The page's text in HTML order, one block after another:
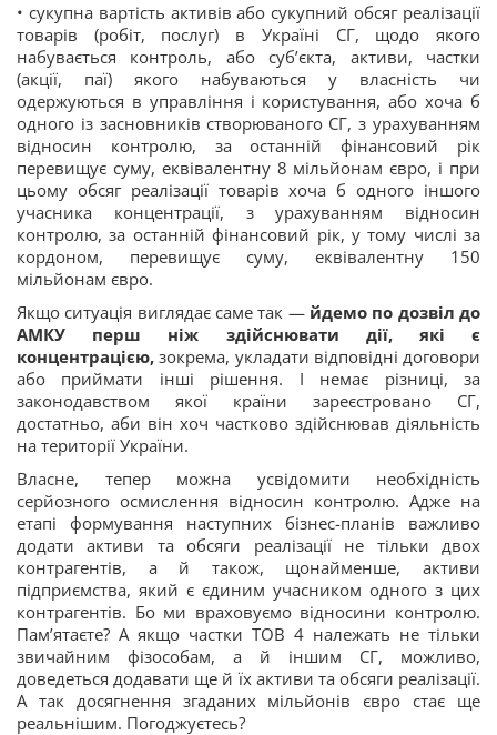
• сукупна вартість активів або сукупний обсяг реалізації
товарів (робіт, послуг) в Україні СГ, щодо якого
набувається контроль, або суб’єкта, активи, частки
(акції, паї) якого набуваються у власність чи
одержуються в управління і користування, або хоча б
одного із засновників створюваного СГ, з урахуванням
відносин контролю, за останній фінансовий рік
перевищує суму, еквівалентну 8 мільйонам євро, і при
цьому обсяг реалізації товарів хоча б одного іншого
учасника концентрації, з урахуванням відносин
контролю, за останній фінансовий рік, у тому числі за
кордоном, перевищує суму, еквівалентну 150
мільйонам євро.
Якщо ситуація виглядає саме так — йдемо по дозвіл до
АМКУ перш ніж здійснювати дії, які є
концентрацією, зокрема, укладати відповідні договори
або приймати інші рішення. І немає різниці, за
законодавством якої країни зареєстровано СГ,
достатньо, аби він хоч частково здійснював діяльність
на території України.
Власне, тепер можна усвідомити необхідність
серйозного осмислення відносин контролю. Адже на
етапі формування наступних бізнес-планів важливо
додати активи та обсяги реалізації не тільки двох
контрагентів, а й також, щонайменше, активи
підприємства, який є єдиним учасником одного з цих
контрагентів. Бо ми враховуємо відносини контролю.
Пам’ятаєте? А якщо частки ТОВ 4 належать не тільки
звичайним фізособам, а й іншим СГ, можливо,
доведеться додавати ще й їх активи та обсяги реалізації.
А так досягнення згаданих мільйонів євро стає ще
реальнішим. Погоджуєтесь?